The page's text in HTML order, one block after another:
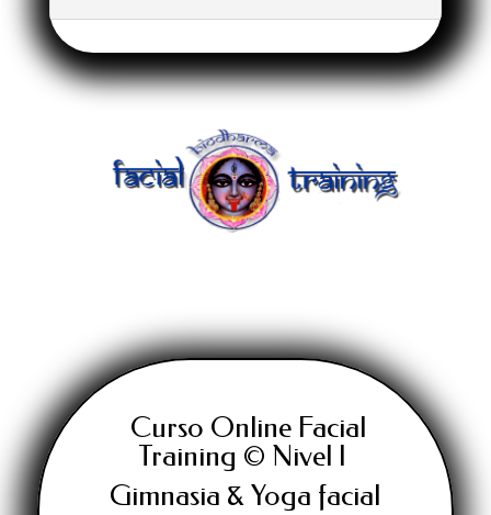
Curso Online Facial
Training © Nivel I
Gimnasia & Yoga facial